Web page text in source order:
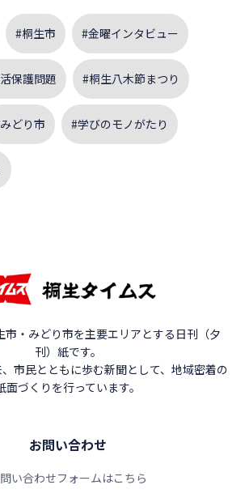
#桐生市 #金曜インタビュー
保護問題 #桐生八木節まつり
どり市 #学びのモノがたり
市・みどり市を主要エリアとする日刊（夕
刊）紙です。
市民とともに歩む新聞として、地域密着の
面づくりを行っています。
お問い合わせ
い合わせフォームはこちら